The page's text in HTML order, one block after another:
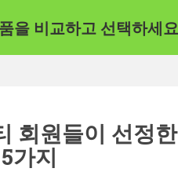
을 비교하고 선택하세요
회원들이 선정
가지